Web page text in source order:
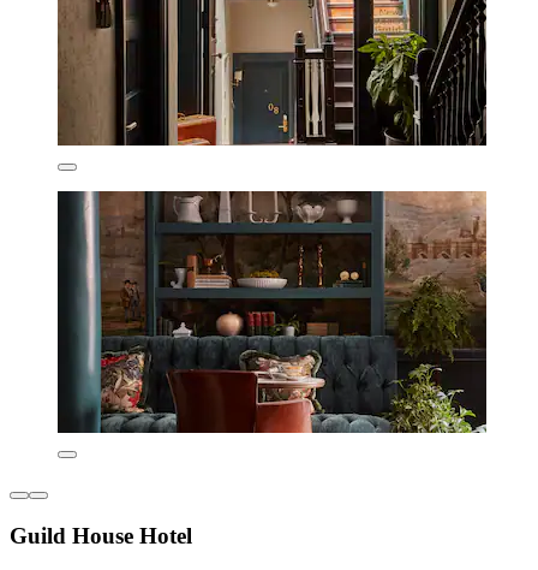
Guild House Hotel